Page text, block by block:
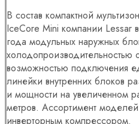
В состав компактной
IceCore Mini компании Lessar
года модульных наружных
холодопроизводительностью
возможностью подключения
линейки внутренних блоков
и мощности на увеличенном
метров. Ассортимент
инверторным компрессором.